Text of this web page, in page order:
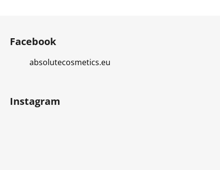
Facebook
absolutecosmetics.eu
Instagram